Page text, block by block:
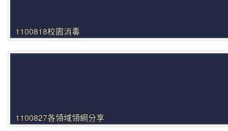
1100818校園消毒
1100827各領域領綱分享